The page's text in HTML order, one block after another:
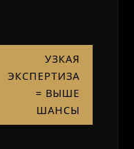
УЗКАЯ
ЭКСПЕРТИЗА
= ВЫШЕ
ШАНСЫ